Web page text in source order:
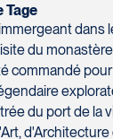
Tage
du
du port de